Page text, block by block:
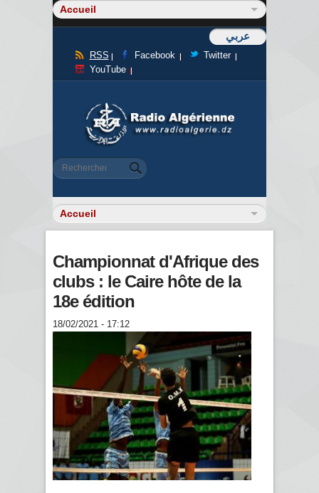
عربي
RSS Facebook
Twitter
YouTube
Formulaire de recherche
Rechercher
Championnat d'Afrique des
clubs : le Caire hôte de la
18e édition
18/02/2021 - 17:12